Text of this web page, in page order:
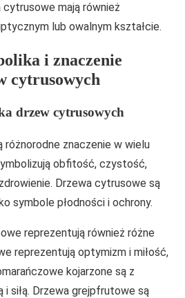
mają również
lub owalnym kształcie.
i znaczenie
cytrusowych
drzew cytrusowych
różnorodne znaczenie w wielu
obfitość, czystość,
Drzewa cytrusowe są
symbole płodności i ochrony.
reprezentują również różne
reprezentują optymizm i miłość,
kojarzone są z
i siłą. Drzewa grejpfrutowe są